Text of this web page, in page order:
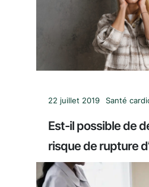
22 juillet 2019 Santé
Est-il possible de
risque de rupture